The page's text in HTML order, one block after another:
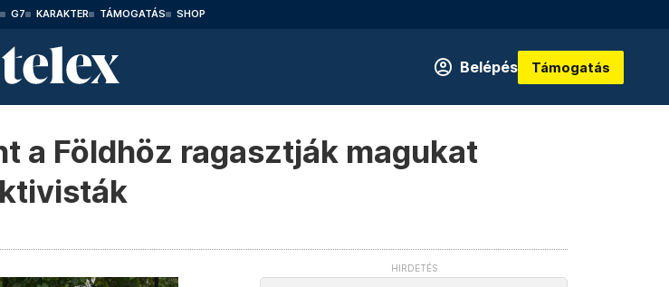
G7 KARAKTER TÁMOGATÁS SHOP
Belépés Támogatás
a Földhöz ragasztják magukat